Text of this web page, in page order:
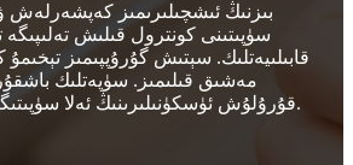
بىزنىڭ ئىشچىلىرىمىز كەپشەرلەش
سۈپىتىنى كونترول قىلىش تەلىپىگە
قابىلىيەتلىك. سېتىش گۇرۇپپىمىز تېخىمۇ
مەشىق قىلىمىز. سۈپەتلىك
قۇرۇلۇش ئۈسكۈنىلىرىنىڭ ئەلا سۈپىتىگە كاپالەتلىك قىلالايدۇ.